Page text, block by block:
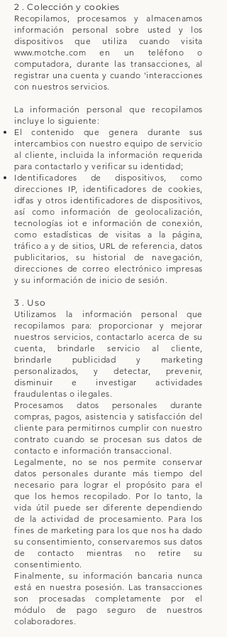
2 . Colección y cookies
Recopilamos, procesamos y almacenamos
información personal sobre usted y los
dispositivos que utiliza cuando visita
www.motche.com en un teléfono o
computadora, durante las transacciones, al
registrar una cuenta y cuando 'interacciones
con nuestros servicios.
La información personal que recopilamos
incluye lo siguiente:
El contenido que genera durante sus
intercambios con nuestro equipo de servicio
al cliente, incluida la información requerida
para contactarlo y verificar su identidad;
Identificadores de dispositivos, como
direcciones IP, identificadores de cookies,
idfas y otros identificadores de dispositivos,
así como información de geolocalización,
tecnologías iot e información de conexión,
como estadísticas de visitas a la página,
tráfico a y de sitios, URL de referencia, datos
publicitarios, su historial de navegación,
direcciones de correo electrónico impresas
y su información de inicio de sesión.
3 . Uso
Utilizamos la información personal que
recopilamos para: proporcionar y mejorar
nuestros servicios, contactarlo acerca de su
cuenta, brindarle servicio al cliente,
brindarle publicidad y marketing
personalizados, y detectar, prevenir,
disminuir e investigar actividades
fraudulentas o ilegales.
Procesamos datos personales durante
compras, pagos, asistencia y satisfacción del
cliente para permitirnos cumplir con nuestro
contrato cuando se procesan sus datos de
contacto e información transaccional.
Legalmente, no se nos permite conservar
datos personales durante más tiempo del
necesario para lograr el propósito para el
que los hemos recopilado. Por lo tanto, la
vida útil puede ser diferente dependiendo
de la actividad de procesamiento. Para los
fines de marketing para los que nos ha dado
su consentimiento, conservaremos sus datos
de contacto mientras no retire su
consentimiento.
Finalmente, su información bancaria nunca
está en nuestra posesión. Las transacciones
son procesadas completamente por el
módulo de pago seguro de nuestros
colaboradores.